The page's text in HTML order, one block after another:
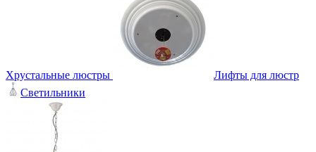
Хрустальные люстры
Лифты для люстр
Светильники